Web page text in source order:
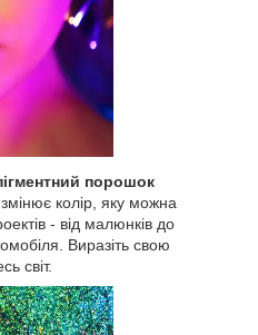
порошок
колір, яку можна
- від малюнків до
Виразіть свою
світ.